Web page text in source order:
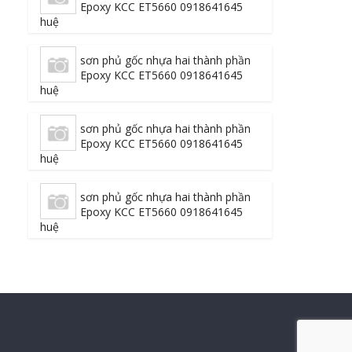
Epoxy KCC ET5660 0918641645
huệ
sơn phủ gốc nhựa hai thành phần
Epoxy KCC ET5660 0918641645
huệ
sơn phủ gốc nhựa hai thành phần
Epoxy KCC ET5660 0918641645
huệ
sơn phủ gốc nhựa hai thành phần
Epoxy KCC ET5660 0918641645
huệ